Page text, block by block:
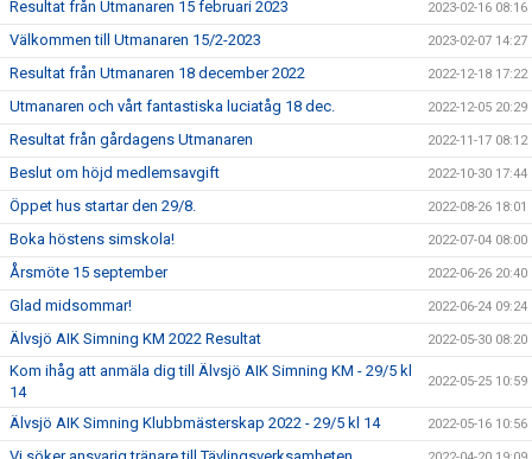
Resultat från Utmanaren 15 februari 2023 2023-02-16 08:16
Välkommen till Utmanaren 15/2-2023 2023-02-07 14:27
Resultat från Utmanaren 18 december 2022 2022-12-18 17:22
Utmanaren och vårt fantastiska luciatåg 18 dec. 2022-12-05 20:29
Resultat från gårdagens Utmanaren 2022-11-17 08:12
Beslut om höjd medlemsavgift 2022-10-30 17:44
Öppet hus startar den 29/8. 2022-08-26 18:01
Boka höstens simskola! 2022-07-04 08:00
Årsmöte 15 september 2022-06-26 20:40
Glad midsommar! 2022-06-24 09:24
Älvsjö AIK Simning KM 2022 Resultat 2022-05-30 08:20
Kom ihåg att anmäla dig till Älvsjö AIK Simning KM - 29/5 kl
14
2022-05-25 10:59
Älvsjö AIK Simning Klubbmästerskap 2022 - 29/5 kl 14 2022-05-16 10:56